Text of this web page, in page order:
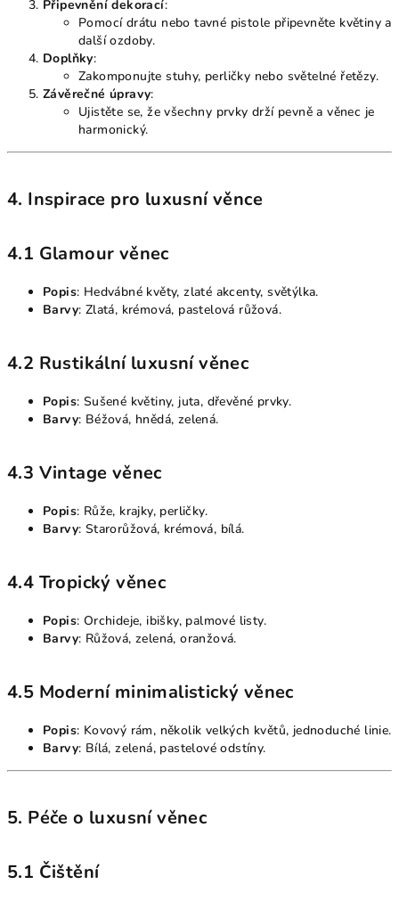
Připevnění dekorací:
Pomocí drátu nebo tavné pistole připevněte květiny a
další ozdoby.
Doplňky:
Zakomponujte stuhy, perličky nebo světelné řetězy.
Závěrečné úpravy:
Ujistěte se, že všechny prvky drží pevně a věnec je
harmonický.
4. Inspirace pro luxusní věnce
4.1 Glamour věnec
Popis: Hedvábné květy, zlaté akcenty, světýlka.
Barvy: Zlatá, krémová, pastelová růžová.
4.2 Rustikální luxusní věnec
Popis: Sušené květiny, juta, dřevěné prvky.
Barvy: Béžová, hnědá, zelená.
4.3 Vintage věnec
Popis: Růže, krajky, perličky.
Barvy: Starorůžová, krémová, bílá.
4.4 Tropický věnec
Popis: Orchideje, ibišky, palmové listy.
Barvy: Růžová, zelená, oranžová.
4.5 Moderní minimalistický věnec
Popis: Kovový rám, několik velkých květů, jednoduché linie.
Barvy: Bílá, zelená, pastelové odstíny.
5. Péče o luxusní věnec
5.1 Čištění